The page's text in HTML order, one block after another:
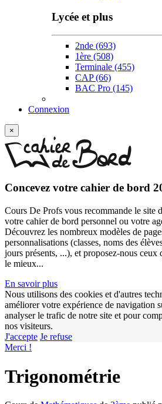
Lycée et plus
2nde (693)
1ère (508)
Terminale (455)
CAP(66)
BAC Pro (145)
Connexion
×
Concevez votre cahier de bord
Cours De Profs vous recommande le site
votre cahier de bord personnel ou votre
Découvrez les nombreux modèles de
personnalisations (classes, noms des
jours présents, ...), et proposez-nous
le mieux...
En savoir plus
Nous utilisons des cookies et d'autres
améliorer votre expérience de navigation
analyser le trafic de notre site et pour
nos visiteurs.
J'accepte Je refuse
Merci !
Trigonométrie